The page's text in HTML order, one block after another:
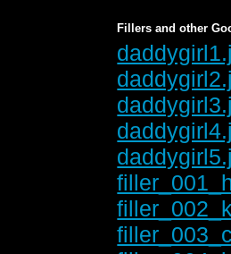
Fillers and other